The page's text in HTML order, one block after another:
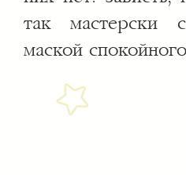
так мастерски
маской